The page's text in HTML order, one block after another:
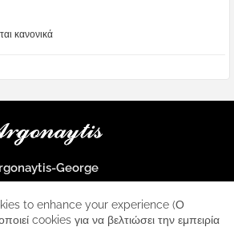
κανονικά
George
σταθμός για κάθε iphone
to enhance your experience (Ο
cookies για να βελτιώσει την εμπειρία